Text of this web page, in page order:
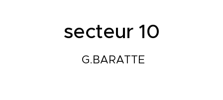
secteur 10
G.BARATTE